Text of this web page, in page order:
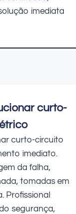
imediata
curto-
curto-circuito
imediato.
da falha,
tomadas em
Profissional
segurança,